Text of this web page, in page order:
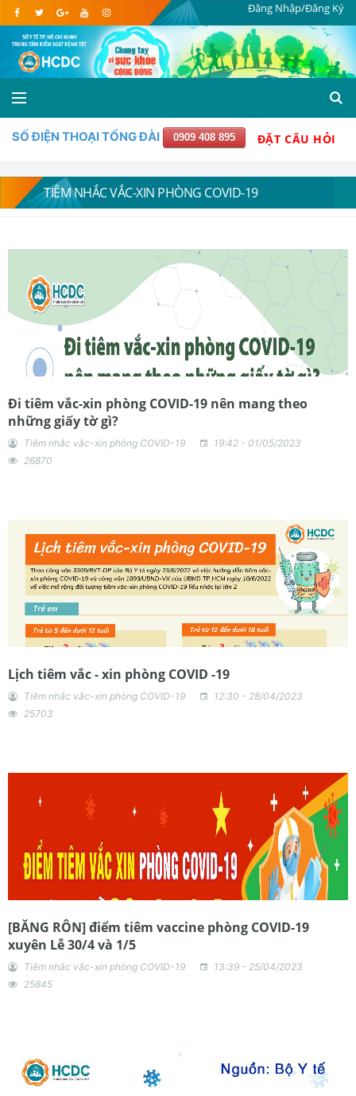
Đăng Nhập/Đăng Ký
SỐ ĐIỆN THOẠI TỔNG ĐÀI 0909 408 895 ĐẶT CÂU HỎI
TIÊM NHẮC VẮC-XIN PHÒNG COVID-19
Đi tiêm vắc-xin phòng COVID-19 nên mang theo
những giấy tờ gì?
Tiêm nhắc vắc-xin phòng COVID-19
19:42 - 01/05/2023
26870
Lịch tiêm vắc - xin phòng COVID -19
Tiêm nhắc vắc-xin phòng COVID-19
12:30 - 28/04/2023
25703
[BĂNG RÔN] điểm tiêm vaccine phòng COVID-19
xuyên Lễ 30/4 và 1/5
Tiêm nhắc vắc-xin phòng COVID-19
13:39 - 25/04/2023
25845